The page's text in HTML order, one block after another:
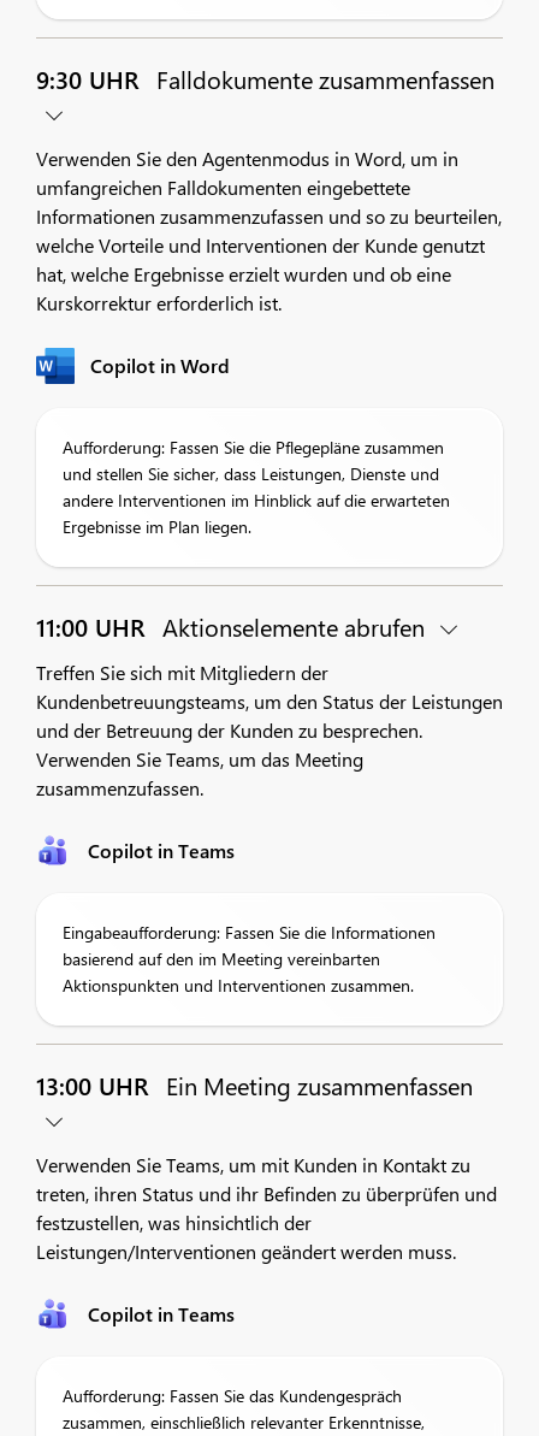
9:30 UHR Falldokumente zusammenfassen
Verwenden Sie den Agentenmodus in Word, um in
umfangreichen Falldokumenten eingebettete
Informationen zusammenzufassen und so zu beurteilen,
welche Vorteile und Interventionen der Kunde genutzt
hat, welche Ergebnisse erzielt wurden und ob eine
Kurskorrektur erforderlich ist.
Copilot in Word
Aufforderung: Fassen Sie die Pflegepläne zusammen
und stellen Sie sicher, dass Leistungen, Dienste und
andere Interventionen im Hinblick auf die erwarteten
Ergebnisse im Plan liegen.
11:00 UHR Aktionselemente abrufen
Treffen Sie sich mit Mitgliedern der
Kundenbetreuungsteams, um den Status der Leistungen
und der Betreuung der Kunden zu besprechen.
Verwenden Sie Teams, um das Meeting
zusammenzufassen.
Copilot in Teams
Eingabeaufforderung: Fassen Sie die Informationen
basierend auf den im Meeting vereinbarten
Aktionspunkten und Interventionen zusammen.
13:00 UHR Ein Meeting zusammenfassen
Verwenden Sie Teams, um mit Kunden in Kontakt zu
treten, ihren Status und ihr Befinden zu überprüfen und
festzustellen, was hinsichtlich der
Leistungen/Interventionen geändert werden muss.
Copilot in Teams
Aufforderung: Fassen Sie das Kundengespräch
zusammen, einschließlich relevanter Erkenntnisse,